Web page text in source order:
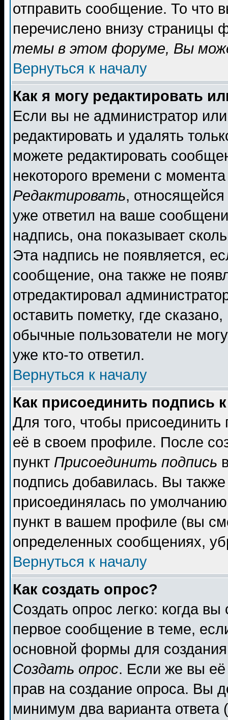
отправить сообщение. То что
перечислено внизу страницы
темы в этом форуме, Вы
Вернуться к началу
Как я могу редактировать
Если вы не администратор
редактировать и удалять
можете редактировать
некоторого времени с
Редактировать,
уже ответил на ваше
надпись, она показывает
Эта надпись не появляется,
сообщение, она также не
отредактировал
оставить пометку, где
обычные пользователи не
уже кто-то ответил.
Вернуться к началу
Как присоединить подпись
Для того, чтобы
её в своем профиле. После
пункт Присоединить подпись
подпись добавилась. Вы
присоединялась по
пункт в вашем профиле (вы
определенных сообщениях,
Вернуться к началу
Как создать опрос?
Создать опрос легко: когда
первое сообщение в теме,
основной формы для
Создать опрос. Если же вы её
прав на создание опроса. Вы
минимум два варианта ответа